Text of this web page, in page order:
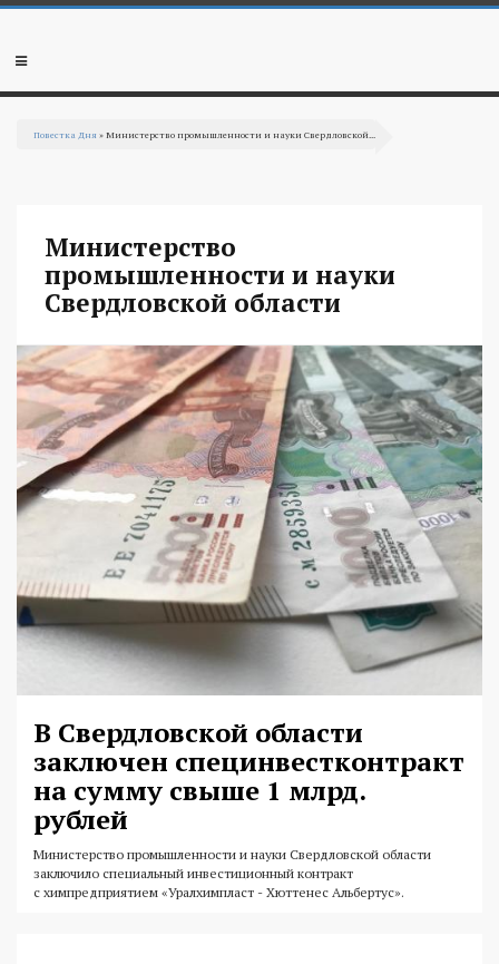
Перейти к основному содержанию
Мобильное
Повестка Дня » Министерство промышленности и науки Свердловской...
Министерство
промышленности и науки
Свердловской области
В Свердловской области
заключен специнвестконтракт
на сумму свыше 1 млрд.
рублей
Министерство промышленности и науки Свердловской области
заключило специальный инвестиционный контракт
с химпредприятием «Уралхимпласт - Хюттенес Альбертус».